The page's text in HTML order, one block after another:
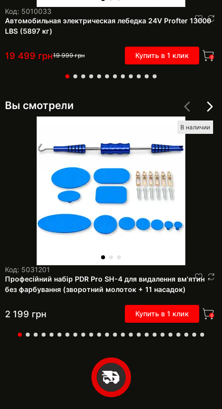
Код: 5010033
Автомобильная электрическая лебедка 24V Profter 13000
LBS (5897 кг)
19 499 грн19 999грн Купить в 1 клик 0
Вы смотрели
В наличии
Код: 5031201
Професійний набір PDR Pro SH-4 для видалення вм'ятин
без фарбування (зворотний молоток + 11 насадок)
2 199 грн Купить в 1 клик 0